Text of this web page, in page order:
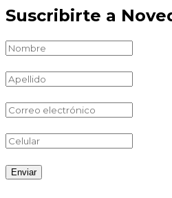
Suscribirte a